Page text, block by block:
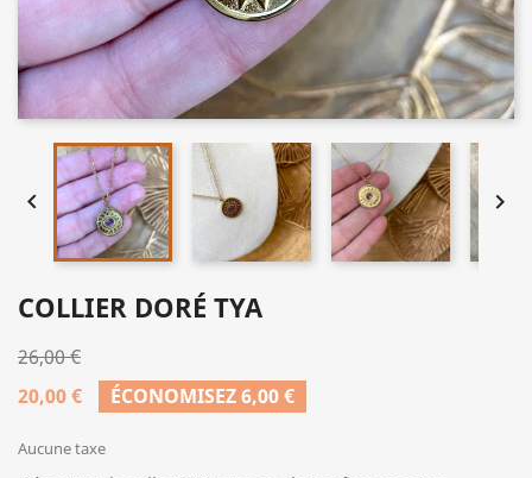
 
COLLIER DORÉ TYA
26,00 €
20,00 €
ÉCONOMISEZ 6,00 €
Aucune taxe